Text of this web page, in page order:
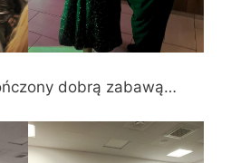
dobrą zabawą…